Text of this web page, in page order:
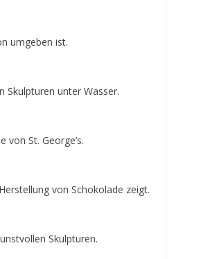
umgeben ist.
Skulpturen unter Wasser.
St. George’s.
von Schokolade zeigt.
Skulpturen.